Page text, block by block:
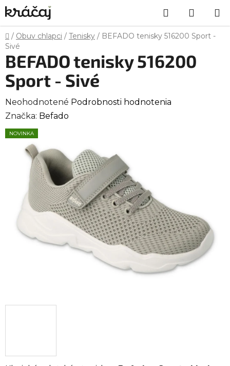
Prejsť
na
obsah
Hľadať
KOŠÍK
Domov
/ Obuv chlapci / Tenisky / BEFADO tenisky 516200 Sport -
Sivé
BEFADO tenisky 516200
Sport - Sivé
Priemerné
hodnotenie
produktu
hviezdičiek.
Neohodnotené Podrobnosti hodnotenia
Značka: Befado
NOVINKA